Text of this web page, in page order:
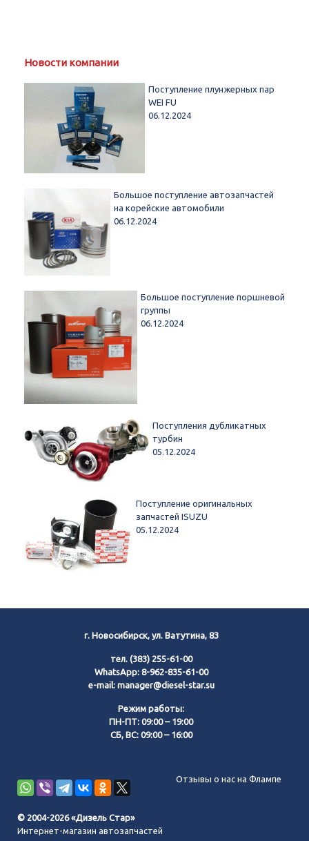
Новости компании
Поступление плунжерных пар
WEI FU
06.12.2024
Большое поступление автозапчастей
на корейские автомобили
06.12.2024
Большое поступление поршневой
группы
06.12.2024
Поступления дубликатных
турбин
05.12.2024
Поступление оригинальных
запчастей ISUZU
05.12.2024
г. Новосибирск, ул. Ватутина, 83
тел. (383) 255-61-00
WhatsApp: 8-962-835-61-00
e-mail: manager@diesel-star.su
Режим работы:
ПН-ПТ: 09:00 – 19:00
СБ, ВС: 09:00 – 16:00
Отзывы о нас на Флампе
© 2004-2026 «Дизель Стар»
Интернет-магазин автозапчастей